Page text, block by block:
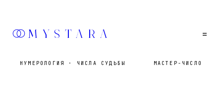
MYSTARA =
НУМЕРОЛОГИЯ · ЧИСЛА СУДЬБЫ МАСТЕР-ЧИСЛО